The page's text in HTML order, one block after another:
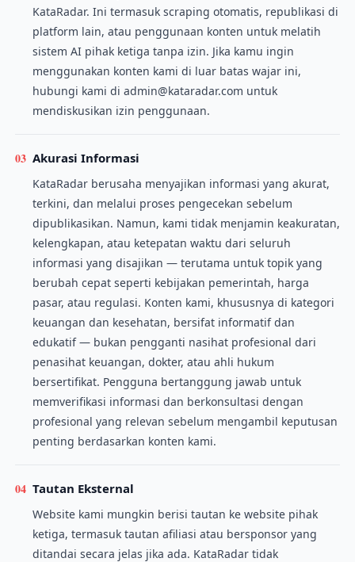
KataRadar. Ini termasuk scraping otomatis, republikasi di
platform lain, atau penggunaan konten untuk melatih
sistem AI pihak ketiga tanpa izin. Jika kamu ingin
menggunakan konten kami di luar batas wajar ini,
hubungi kami di admin@kataradar.com untuk
mendiskusikan izin penggunaan.
03 Akurasi Informasi
KataRadar berusaha menyajikan informasi yang akurat,
terkini, dan melalui proses pengecekan sebelum
dipublikasikan. Namun, kami tidak menjamin keakuratan,
kelengkapan, atau ketepatan waktu dari seluruh
informasi yang disajikan — terutama untuk topik yang
berubah cepat seperti kebijakan pemerintah, harga
pasar, atau regulasi. Konten kami, khususnya di kategori
keuangan dan kesehatan, bersifat informatif dan
edukatif — bukan pengganti nasihat profesional dari
penasihat keuangan, dokter, atau ahli hukum
bersertifikat. Pengguna bertanggung jawab untuk
memverifikasi informasi dan berkonsultasi dengan
profesional yang relevan sebelum mengambil keputusan
penting berdasarkan konten kami.
04 Tautan Eksternal
Website kami mungkin berisi tautan ke website pihak
ketiga, termasuk tautan afiliasi atau bersponsor yang
ditandai secara jelas jika ada. KataRadar tidak